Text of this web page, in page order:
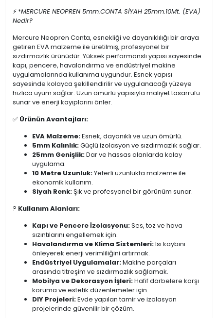
⚡ *MERCURE NEOPREN 5mm.CONTA SİYAH 25mm.10Mt. (EVA)
Nedir?
Mercure Neopren Conta, esnekliği ve dayanıklılığı bir araya
getiren EVA malzeme ile üretilmiş, profesyonel bir
sızdırmazlık ürünüdür. Yüksek performanslı yapısı sayesinde
kapı, pencere, havalandırma ve endüstriyel makine
uygulamalarında kullanıma uygundur. Esnek yapısı
sayesinde kolayca şekillendirilir ve uygulanacağı yüzeye
hızlıca uyum sağlar. Uzun ömürlü yapısıyla maliyet tasarrufu
sunar ve enerji kayıplarını önler.
✅ Ürünün Avantajları:
EVA Malzeme:Esnek, dayanıklı ve uzun ömürlü.
5mm Kalınlık:Güçlü izolasyon ve sızdırmazlık sağlar.
25mm Genişlik:Dar ve hassas alanlarda kolay
uygulama.
10 Metre Uzunluk:Yeterli uzunlukta malzeme ile
ekonomik kullanım.
Siyah Renk:Şık ve profesyonel bir görünüm sunar.
?️ Kullanım Alanları:
Kapı ve Pencere İzolasyonu:Ses, toz ve hava
sızıntılarını engellemek için.
Havalandırma ve Klima Sistemleri:Isı kaybını
önleyerek enerji verimliliğini artırmak.
Endüstriyel Uygulamalar:Makine parçaları
arasında titreşim ve sızdırmazlık sağlamak.
Mobilya ve Dekorasyon İşleri:Hafif darbelere karşı
koruma ve estetik düzenlemeler için.
DIY Projeleri:Evde yapılan tamir ve izolasyon
projelerinde güvenilir bir çözüm.